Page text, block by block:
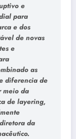
e
para
e dos
de novas
e
as
diferencia de
meio da
de layering,
da